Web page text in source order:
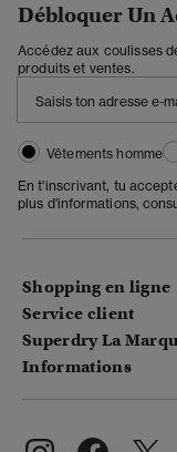
Débloquer Un
Accédez aux coulisses
produits et ventes.
Vêtements homme
En t'inscrivant, tu
plus d'informations,
Shopping en ligne
Service client
Superdry La
Informations